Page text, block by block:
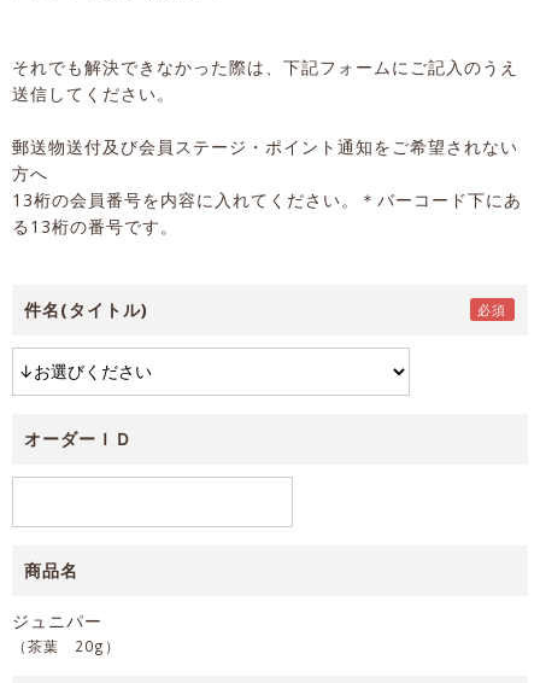
それでも解決できなかった際は、下記フォームにご記入のうえ
送信してください。
郵送物送付及び会員ステージ・ポイント通知をご希望されない
方へ
13桁の会員番号を内容に入れてください。＊バーコード下にあ
る13桁の番号です。
件名(タイトル)
オーダーＩＤ
商品名
ジュニパー
（茶葉 20g）